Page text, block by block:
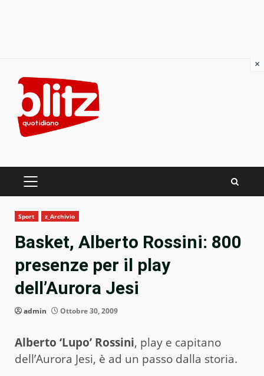
content
PRIMARY
Sport z_Archivio
Basket, Alberto Rossini: 800
presenze per il play
dell’Aurora Jesi
admin Ottobre 30, 2009
Alberto ‘Lupo’ Rossini, play e capitano
dell’Aurora Jesi, è ad un passo dalla storia.
×